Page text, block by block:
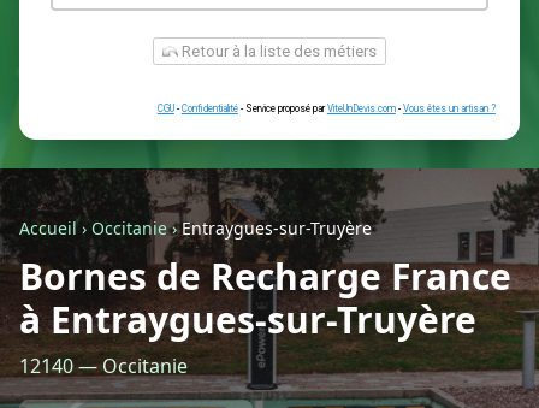
Une simple prise
Je ne sais pas encore
Autre
Retour à la liste des métiers
CGU-Confidentialité- Service proposé parViteUnDevis.com-Vous
Accueil› Occitanie›Entraygues-sur-Truyère
Bornes de Recharge France
à Entraygues-sur-Truyère
12140 — Occitanie